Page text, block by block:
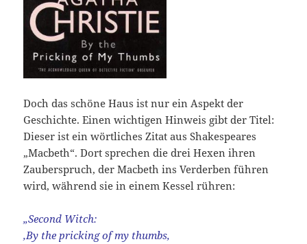
Doch das schöne Haus ist nur ein Aspekt der
Geschichte. Einen wichtigen Hinweis gibt der Titel:
Dieser ist ein wörtliches Zitat aus Shakespeares
„Macbeth“. Dort sprechen die drei Hexen ihren
Zauberspruch, der Macbeth ins Verderben führen
wird, während sie in einem Kessel rühren:
„Second Witch:
‚By the pricking of my thumbs,